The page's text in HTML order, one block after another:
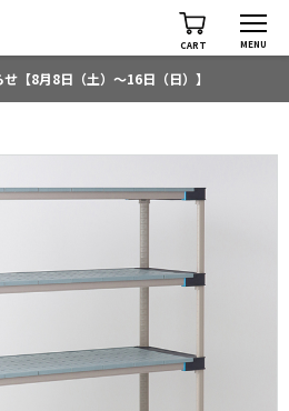
CART MENU
【8月8日（土）～16日（日）】